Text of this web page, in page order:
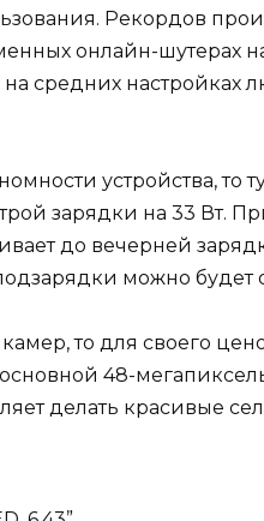
Рекордов
онлайн-шутерах
на средних настройках
устройства, то
зарядки на 33 Вт.
до вечерней
можно будет
камер, то для своего
48-
делать красивые